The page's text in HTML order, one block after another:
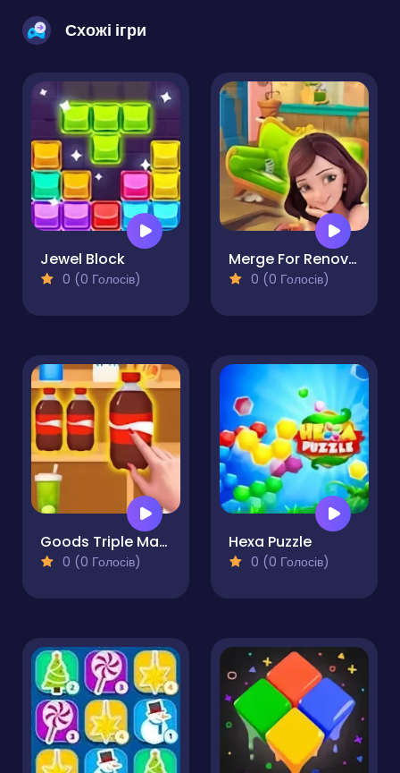
Схожі ігри
Jewel Block
0 (0 Голосів)
Merge For Renovation
0 (0 Голосів)
Goods Triple Match 3D
0 (0 Голосів)
Hexa Puzzle
0 (0 Голосів)